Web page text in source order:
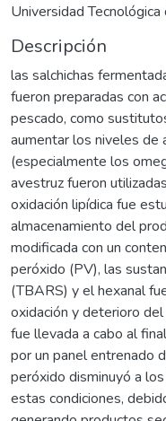
Universidad Tecnológica
Descripción
las salchichas
fueron preparadas con
pescado, como
aumentar los niveles de
(especialmente los
avestruz fueron
oxidación lipídica fue
almacenamiento del
modificada con un
peróxido (PV), las
(TBARS) y el hexanal
oxidación y deterioro
fue llevada a cabo al
por un panel entrenado
peróxido disminuyó a
estas condiciones,